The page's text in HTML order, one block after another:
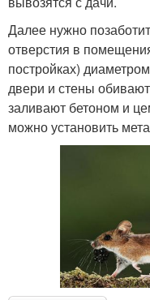
Далее нужно
отверстия в
постройках)
двери и стены
заливают бетоном и
можно установить